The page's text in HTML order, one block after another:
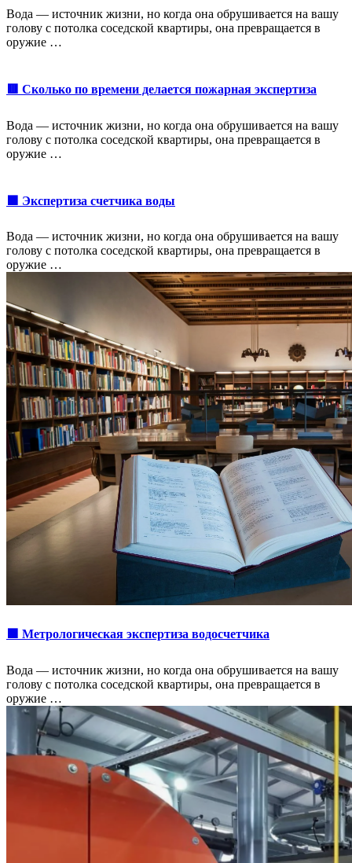
Вода — источник жизни, но когда она обрушивается на вашу
голову с потолка соседской квартиры, она превращается в
оружие …
🟥 Сколько по времени делается пожарная экспертиза
Вода — источник жизни, но когда она обрушивается на вашу
голову с потолка соседской квартиры, она превращается в
оружие …
🟩 Экспертиза счетчика воды
Вода — источник жизни, но когда она обрушивается на вашу
голову с потолка соседской квартиры, она превращается в
оружие …
🟩 Метрологическая экспертиза водосчетчика
Вода — источник жизни, но когда она обрушивается на вашу
голову с потолка соседской квартиры, она превращается в
оружие …